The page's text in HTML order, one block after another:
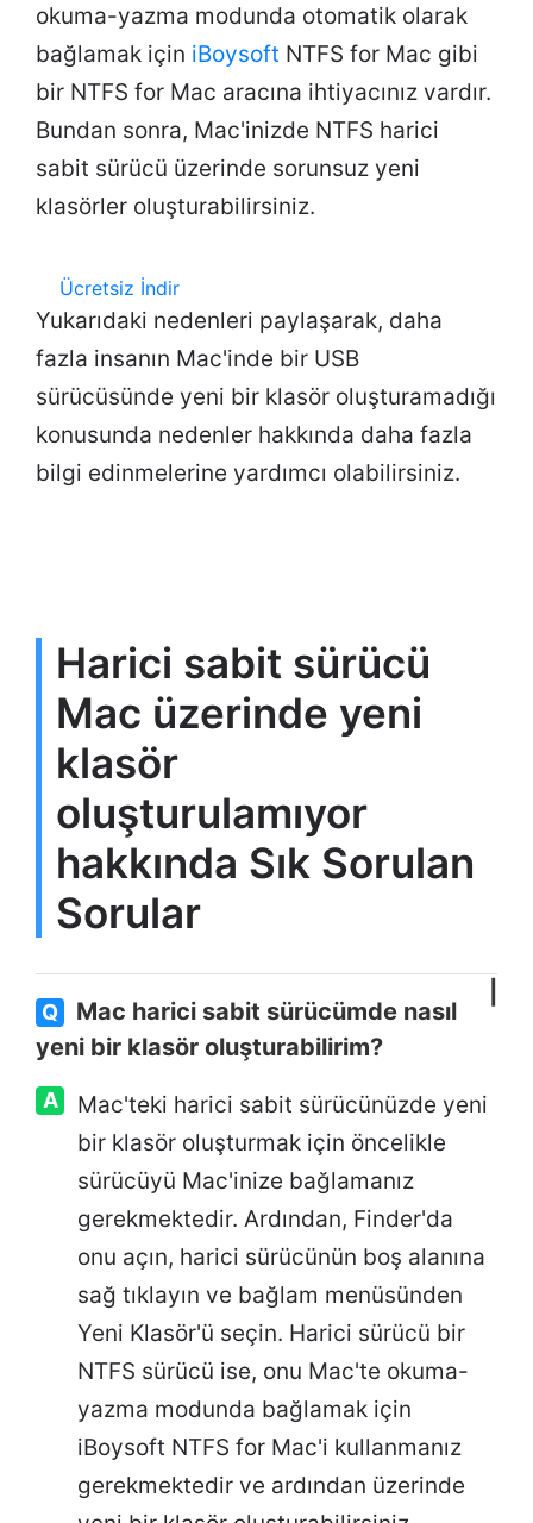
okuma-yazma modunda otomatik olarak
bağlamak için iBoysoft NTFS for Mac gibi
bir NTFS for Mac aracına ihtiyacınız vardır.
Bundan sonra, Mac'inizde NTFS harici
sabit sürücü üzerinde sorunsuz yeni
klasörler oluşturabilirsiniz.
Ücretsiz İndir
Yukarıdaki nedenleri paylaşarak, daha
fazla insanın Mac'inde bir USB
sürücüsünde yeni bir klasör oluşturamadığı
konusunda nedenler hakkında daha fazla
bilgi edinmelerine yardımcı olabilirsiniz.
Harici sabit sürücü
Mac üzerinde yeni
klasör
oluşturulamıyor
hakkında Sık Sorulan
Sorular
Q
Mac harici sabit sürücümde nasıl
yeni bir klasör oluşturabilirim?
A
Mac'teki harici sabit sürücünüzde yeni
bir klasör oluşturmak için öncelikle
sürücüyü Mac'inize bağlamanız
gerekmektedir. Ardından, Finder'da
onu açın, harici sürücünün boş alanına
sağ tıklayın ve bağlam menüsünden
Yeni Klasör'ü seçin. Harici sürücü bir
NTFS sürücü ise, onu Mac'te okuma-
yazma modunda bağlamak için
iBoysoft NTFS for Mac'i kullanmanız
gerekmektedir ve ardından üzerinde